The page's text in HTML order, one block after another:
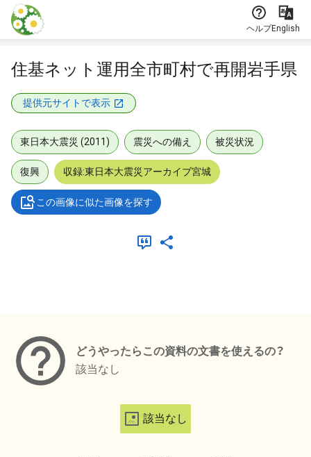
本文に飛ぶ
ヘルプEnglish
住基ネット運用全市町村で再開岩手県
提供元サイトで表示
東日本大震災 (2011) 震災への備え 被災状況
復興 収録:東日本大震災アーカイブ宮城
この画像に似た画像を探す
どうやったらこの資料の文書を使えるの？
該当なし
該当なし